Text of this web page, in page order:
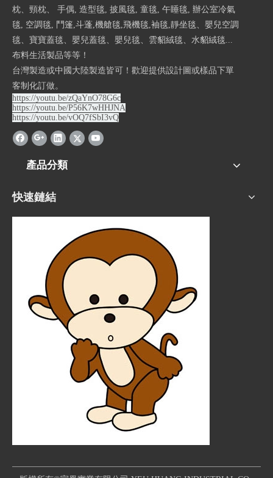
枕、頸枕、 手偶, 造型毯, 披風毯, 童毯, 午睡毯, 辦公室冷氣
毯, 空調毯, 鬥篷,斗蓬,機艙毯,飛機毯,袖毯,靜坐毯、嬰兒空調
毯、寶寶蓋毯、嬰兒蓋毯、嬰兒毯、雲貂絨毯、水貂絨毯...
布料生活製品等等！
台灣製造或中國大陸製造皆可！歡迎提供設計圖或樣品下單
客制化訂做。
https://youtu.be/zQaYnO78G6c
https://youtu.be/P56K7wHHJNA
https://youtu.be/vOQ7fSbI3vQ
產品分類
快速鏈結